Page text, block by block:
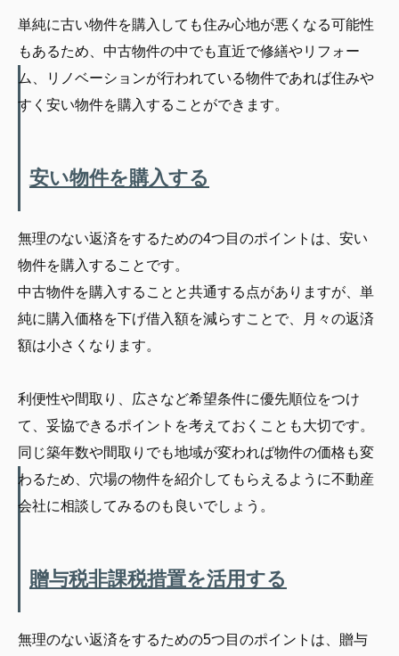
単純に古い物件を購入しても住み心地が悪くなる可能性
もあるため、中古物件の中でも直近で修繕やリフォー
ム、リノベーションが行われている物件であれば住みや
すく安い物件を購入することができます。
安い物件を購入する
無理のない返済をするための4つ目のポイントは、安い
物件を購入することです。
中古物件を購入することと共通する点がありますが、単
純に購入価格を下げ借入額を減らすことで、月々の返済
額は小さくなります。
利便性や間取り、広さなど希望条件に優先順位をつけ
て、妥協できるポイントを考えておくことも大切です。
同じ築年数や間取りでも地域が変われば物件の価格も変
わるため、穴場の物件を紹介してもらえるように不動産
会社に相談してみるのも良いでしょう。
贈与税非課税措置を活用する
無理のない返済をするための5つ目のポイントは、贈与